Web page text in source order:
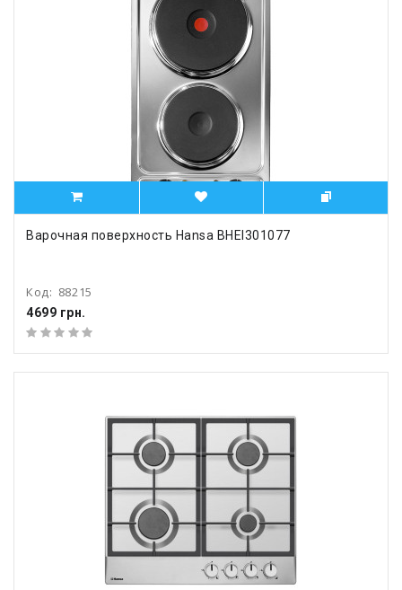
Варочная поверхность Hansa BHEI301077
Код: 88215
4699 грн.